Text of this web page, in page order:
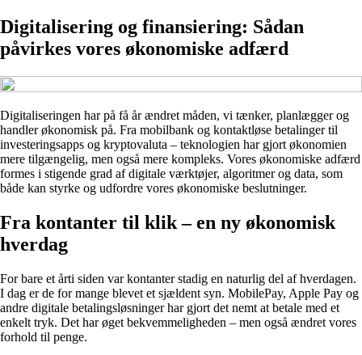
Digitalisering og finansiering: Sådan
påvirkes vores økonomiske adfærd
Digitaliseringen har på få år ændret måden, vi tænker, planlægger og
handler økonomisk på. Fra mobilbank og kontaktløse betalinger til
investeringsapps og kryptovaluta – teknologien har gjort økonomien
mere tilgængelig, men også mere kompleks. Vores økonomiske adfærd
formes i stigende grad af digitale værktøjer, algoritmer og data, som
både kan styrke og udfordre vores økonomiske beslutninger.
Fra kontanter til klik – en ny økonomisk
hverdag
For bare et årti siden var kontanter stadig en naturlig del af hverdagen.
I dag er de for mange blevet et sjældent syn. MobilePay, Apple Pay og
andre digitale betalingsløsninger har gjort det nemt at betale med et
enkelt tryk. Det har øget bekvemmeligheden – men også ændret vores
forhold til penge.